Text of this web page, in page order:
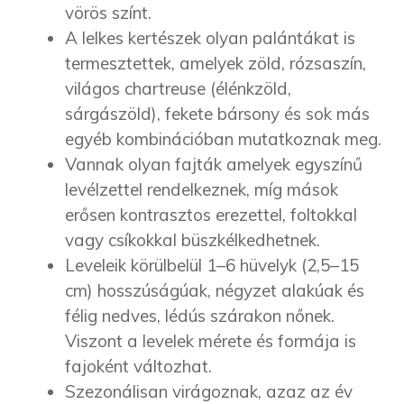
vörös színt.
A lelkes kertészek olyan palántákat is
termesztettek, amelyek zöld, rózsaszín,
világos chartreuse (élénkzöld,
sárgászöld), fekete bársony és sok más
egyéb kombinációban mutatkoznak meg.
Vannak olyan fajták amelyek egyszínű
levélzettel rendelkeznek, míg mások
erősen kontrasztos erezettel, foltokkal
vagy csíkokkal büszkélkedhetnek.
Leveleik körülbelül 1–6 hüvelyk (2,5–15
cm) hosszúságúak, négyzet alakúak és
félig nedves, lédús szárakon nőnek.
Viszont a levelek mérete és formája is
fajoként változhat.
Szezonálisan virágoznak, azaz az év